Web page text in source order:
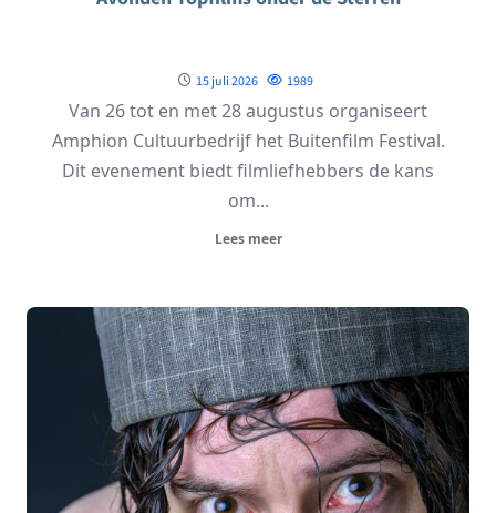
15 juli 2026 1989
Van 26 tot en met 28 augustus organiseert
Amphion Cultuurbedrijf het Buitenfilm Festival.
Dit evenement biedt filmliefhebbers de kans
om...
Lees meer